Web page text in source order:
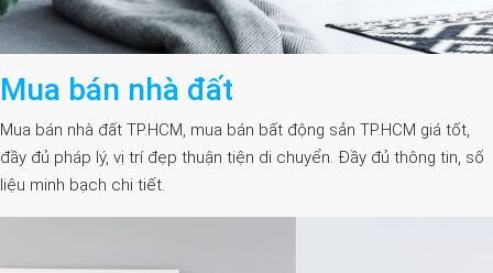
Mua bán nhà đất
Mua bán nhà đất TP.HCM, mua bán bất động sản TP.HCM giá tốt,
đầy đủ pháp lý, vị trí đẹp thuận tiện di chuyển. Đầy đủ thông tin, số
liệu minh bạch chi tiết.